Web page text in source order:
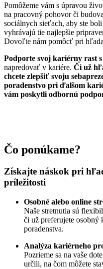
Pomôžeme vám s úpravou
na pracovný pohovor či
sociálnych sieťach, aby ste
vyhrávajú tie najlepšie
Dovoľte nám pomôcť pri
Podporte svoj kariérny rast
napredovať v kariére. Či už
chcete zlepšiť svoju
poradenstvo pri ďalšom
vám poskytli odbornú
Čo ponúkame?
Získajte náskok pri
príležitosti
Osobné alebo online
Naše stretnutia sú
či už preferujete osobný
poradenstva.
Analýza kariérneho
Pozrieme sa na vaše
určili, na čom môžete